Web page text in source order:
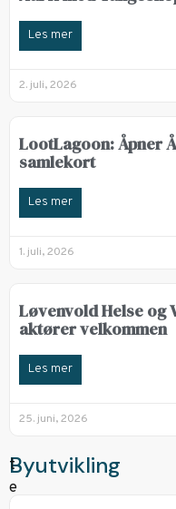
Les mer
2. juli, 2026
LootLagoon: Åpner
samlekort
Les mer
1. juli, 2026
Løvenvold Helse og
aktører velkommen
Les mer
25. juni, 2026
Byutvikling